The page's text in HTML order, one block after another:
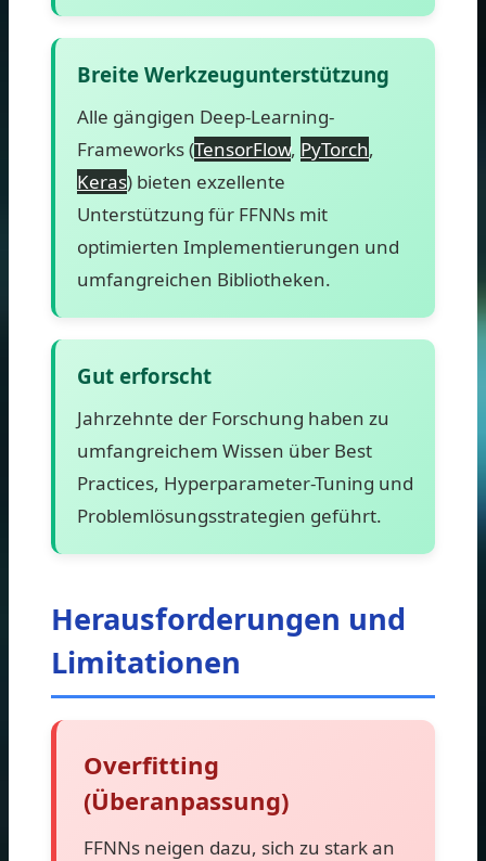
Breite Werkzeugunterstützung
Alle gängigen Deep-Learning-
Frameworks (TensorFlow, PyTorch,
Keras) bieten exzellente
Unterstützung für FFNNs mit
optimierten Implementierungen und
umfangreichen Bibliotheken.
Gut erforscht
Jahrzehnte der Forschung haben zu
umfangreichem Wissen über Best
Practices, Hyperparameter-Tuning und
Problemlösungsstrategien geführt.
Herausforderungen und
Limitationen
Overfitting
(Überanpassung)
FFNNs neigen dazu, sich zu stark an